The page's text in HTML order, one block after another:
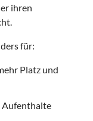
ihren
für:
Platz und
Aufenthalte